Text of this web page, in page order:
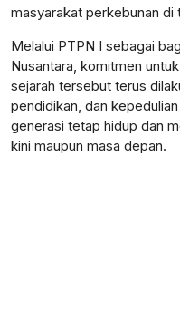
masyarakat perkebunan di
Melalui PTPN I sebagai
Nusantara, komitmen
sejarah tersebut terus
pendidikan, dan
generasi tetap hidup dan
kini maupun masa depan.